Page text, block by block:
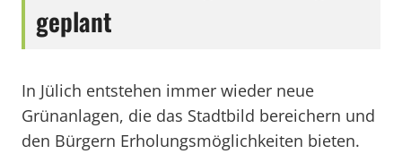
geplant
In Jülich entstehen immer wieder neue
Grünanlagen, die das Stadtbild bereichern und
den Bürgern Erholungsmöglichkeiten bieten.